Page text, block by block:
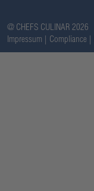
@ CHEFS CULINAR 2026
Impressum
Compliance